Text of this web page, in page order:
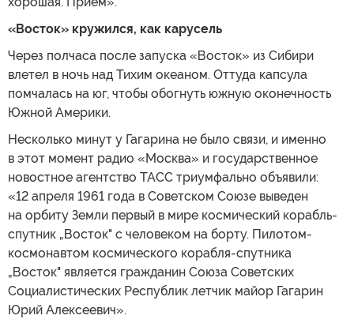
«Восток» кружился, как карусель
Через полчаса после запуска «Восток» из Сибири
влетел в ночь над Тихим океаном. Оттуда капсула
помчалась на юг, чтобы обогнуть южную оконечность
Южной Америки.
Несколько минут у Гагарина не было связи, и именно
в этот момент радио «Москва» и государственное
новостное агентство ТАСС триумфально объявили:
«12 апреля 1961 года в Советском Союзе выведен
на орбиту Земли первый в мире космический корабль-
спутник „Восток" с человеком на борту. Пилотом-
космонавтом космического корабля-спутника
„Восток" является гражданин Союза Советских
Социалистических Республик летчик майор Гагарин
Юрий Алексеевич».